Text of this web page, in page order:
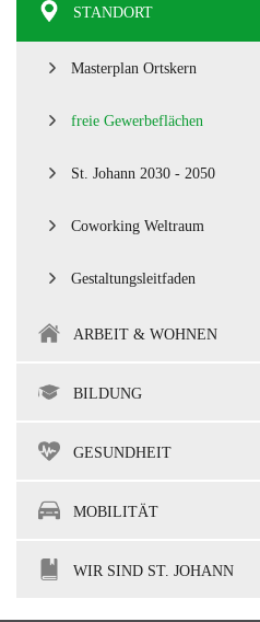
STANDORT
Masterplan Ortskern
freie Gewerbeflächen
St. Johann 2030 - 2050
Coworking Weltraum
Gestaltungsleitfaden
ARBEIT & WOHNEN
BILDUNG
GESUNDHEIT
MOBILITÄT
WIR SIND ST. JOHANN